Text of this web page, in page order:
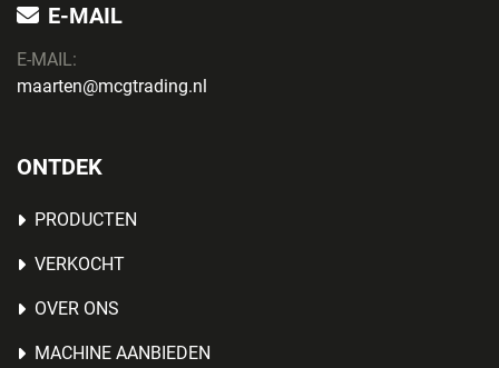
E-MAIL
E-MAIL:
maarten@mcgtrading.nl
ONTDEK
PRODUCTEN
VERKOCHT
OVER ONS
MACHINE AANBIEDEN